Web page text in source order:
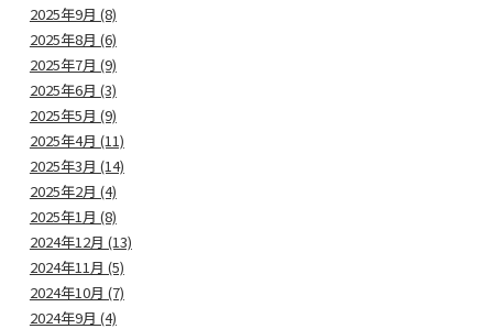
2025年9月 (8)
2025年8月 (6)
2025年7月 (9)
2025年6月 (3)
2025年5月 (9)
2025年4月 (11)
2025年3月 (14)
2025年2月 (4)
2025年1月 (8)
2024年12月 (13)
2024年11月 (5)
2024年10月 (7)
2024年9月 (4)